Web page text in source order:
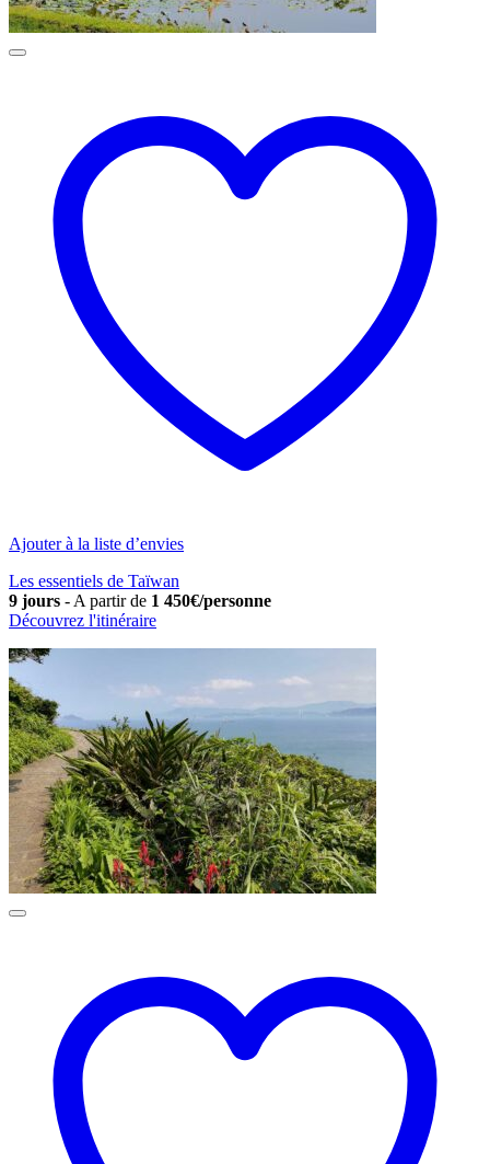
Ajouter à la liste d’envies
Les essentiels de Taïwan
9 jours - A partir de 1 450€/personne
Découvrez l'itinéraire